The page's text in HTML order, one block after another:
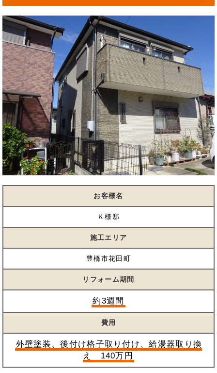
お客様名
Ｋ様邸
施工エリア
豊橋市花田町
リフォーム期間
約3週間
費用
外壁塗装、後付け格子取り付け、給湯器取り換
え 140万円